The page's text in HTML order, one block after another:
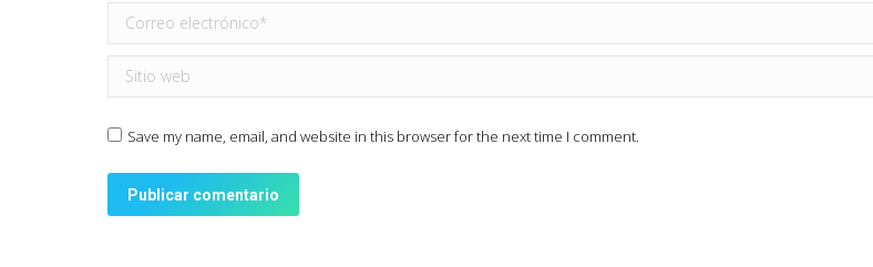
Correo electrónico *
Sitio web
Save my name, email, and website in this browser for the next time I comment.
Publicar comentario